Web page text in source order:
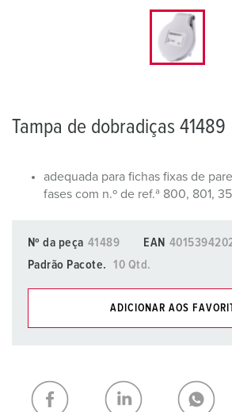
Tampa de dobradiças 41489
adequada para fichas fixas de
fases com n.º de ref.ª 800, 801,
Nº da peça 41489 EAN
Padrão Pacote.
10 Qtd.
ADICIONAR AOS
Minha lista (0)